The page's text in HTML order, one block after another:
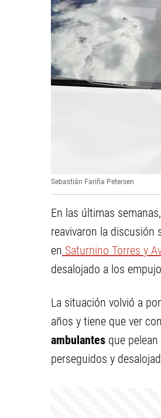
Sebastián Fariña Petersen
En las últimas semanas,
reavivaron la discusión
en Saturnino Torres y
desalojado a los
La situación volvió a
años y tiene que ver
ambulantes que
perseguidos y